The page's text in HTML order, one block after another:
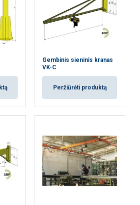
Gembinis sieninis kranas
VK-C
Peržiūrėti produktą
Neklasifikuojami
AŠ SUTINKU